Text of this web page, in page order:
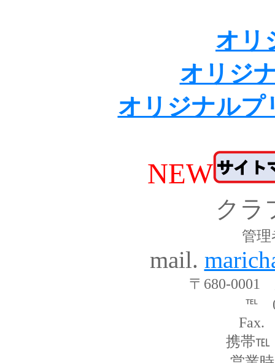
オリ
オリジ
オリジナルプ
NEW
クラ
管
mail.
〒680-0001
℡
Fax.
携帯℡